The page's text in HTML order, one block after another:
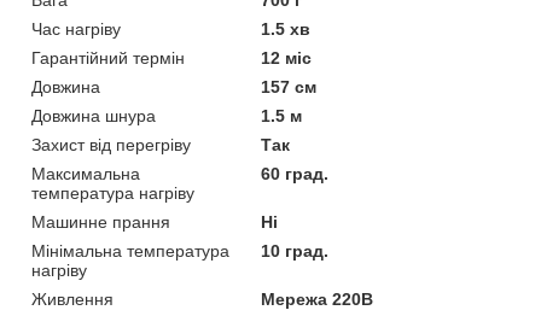
Час нагріву
1.5 хв
Гарантійний термін
12 міс
Довжина
157 см
Довжина шнура
1.5 м
Захист від перегріву
Так
Максимальна
температура нагріву
60 град.
Машинне прання
Ні
Мінімальна температура
нагріву
10 град.
Живлення
Мережа 220В